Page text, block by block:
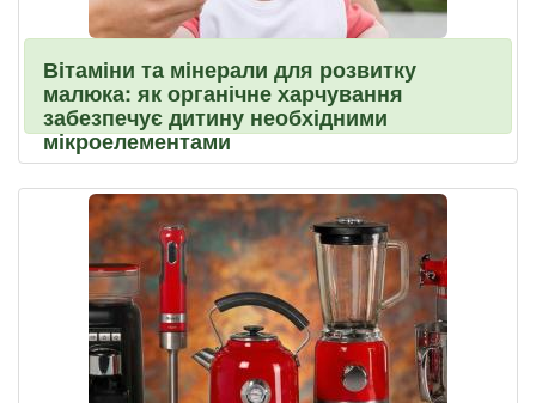
Вітаміни та мінерали для розвитку
малюка: як органічне харчування
забезпечує дитину необхідними
мікроелементами